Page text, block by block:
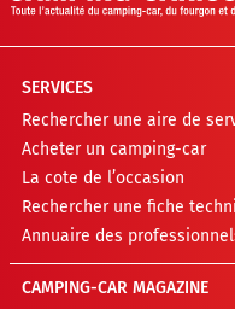
SERVICES
Rechercher une aire de
Acheter un camping-car
La cote de l’occasion
Rechercher une fiche
Annuaire des
CAMPING-CAR MAGAZINE